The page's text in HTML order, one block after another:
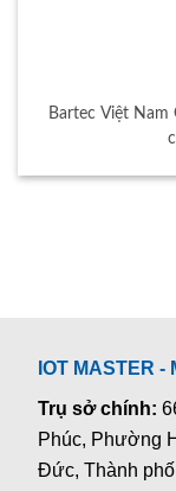
Bartec Việt Nam
IOT MASTER -
Trụ sở chính:
Phúc, Phường
Đức, Thành